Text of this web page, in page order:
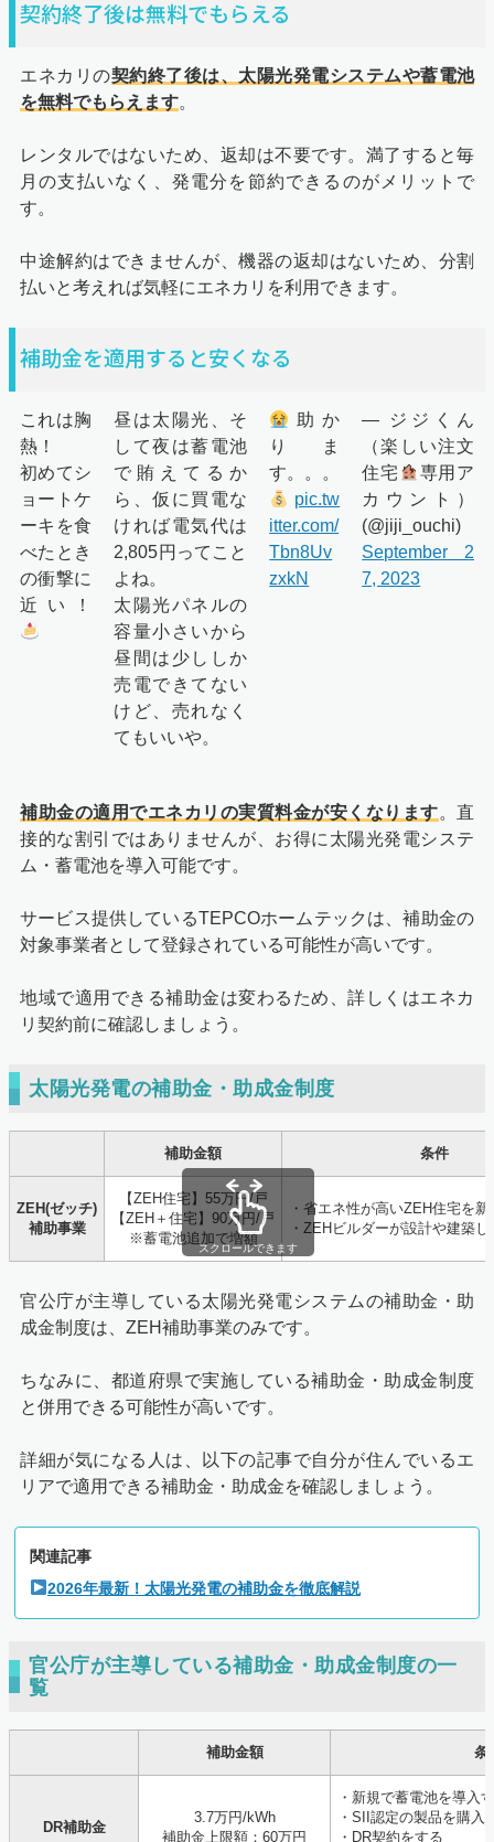
契約終了後は無料でもらえる
エネカリの契約終了後は、太陽光発電システムや蓄電池
を無料でもらえます。
レンタルではないため、返却は不要です。満了すると毎
月の支払いなく、発電分を節約できるのがメリットで
す。
中途解約はできませんが、機器の返却はないため、分割
払いと考えれば気軽にエネカリを利用できます。
補助金を適用すると安くなる
これは胸
熱！
初めてシ
ョートケ
ーキを食
べたとき
の衝撃に
近い！
昼は太陽光、そ
して夜は蓄電池
で賄えてるか
ら、仮に買電な
ければ電気代は
2,805円ってこと
よね。
太陽光パネルの
容量小さいから
昼間は少ししか
売電できてない
けど、売れなく
てもいいや。
助か
りま
す。。。
pic.tw
itter.com/
Tbn8Uv
zxkN
— ジジくん
（楽しい注文
住宅
専用ア
カウント）
(@jiji_ouchi)
September 2
7, 2023
補助金の適用でエネカリの実質料金が安くなります。直
接的な割引ではありませんが、お得に太陽光発電システ
ム・蓄電池を導入可能です。
サービス提供しているTEPCOホームテックは、補助金の
対象事業者として登録されている可能性が高いです。
地域で適用できる補助金は変わるため、詳しくはエネカ
リ契約前に確認しましょう。
太陽光発電の補助金・助成金制度
補助金額 条件
ZEH(ゼッチ)
補助事業
【ZEH住宅】55万円/戸
【ZEH＋住宅】90万円/戸
※蓄電池追加で増額
・省エネ性が高いZEH住宅を
・ZEHビルダーが設計や建築し
スクロールできます
官公庁が主導している太陽光発電システムの補助金・助
成金制度は、ZEH補助事業のみです。
ちなみに、都道府県で実施している補助金・助成金制度
と併用できる可能性が高いです。
詳細が気になる人は、以下の記事で自分が住んでいるエ
リアで適用できる補助金・助成金を確認しましょう。
関連記事
2026年最新！太陽光発電の補助金を徹底解説
官公庁が主導している補助金・助成金制度の一
覧
補助金額 条
DR補助金
3.7万円/kWh
補助金上限額：60万円
・新規で蓄電池を導入
・SII認定の製品を購入
・DR契約をする